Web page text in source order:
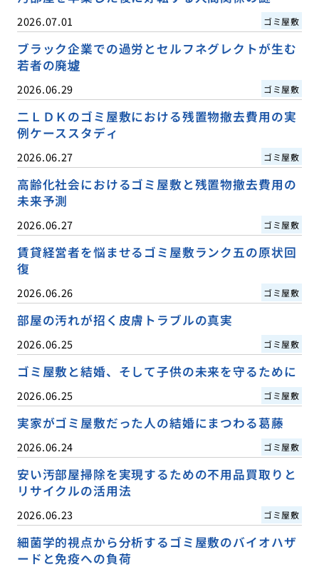
2026.07.01 ゴミ屋敷
ブラック企業での過労とセルフネグレクトが生む
若者の廃墟
2026.06.29 ゴミ屋敷
二ＬＤＫのゴミ屋敷における残置物撤去費用の実
例ケーススタディ
2026.06.27 ゴミ屋敷
高齢化社会におけるゴミ屋敷と残置物撤去費用の
未来予測
2026.06.27 ゴミ屋敷
賃貸経営者を悩ませるゴミ屋敷ランク五の原状回
復
2026.06.26 ゴミ屋敷
部屋の汚れが招く皮膚トラブルの真実
2026.06.25 ゴミ屋敷
ゴミ屋敷と結婚、そして子供の未来を守るために
2026.06.25 ゴミ屋敷
実家がゴミ屋敷だった人の結婚にまつわる葛藤
2026.06.24 ゴミ屋敷
安い汚部屋掃除を実現するための不用品買取りと
リサイクルの活用法
2026.06.23 ゴミ屋敷
細菌学的視点から分析するゴミ屋敷のバイオハザ
ードと免疫への負荷